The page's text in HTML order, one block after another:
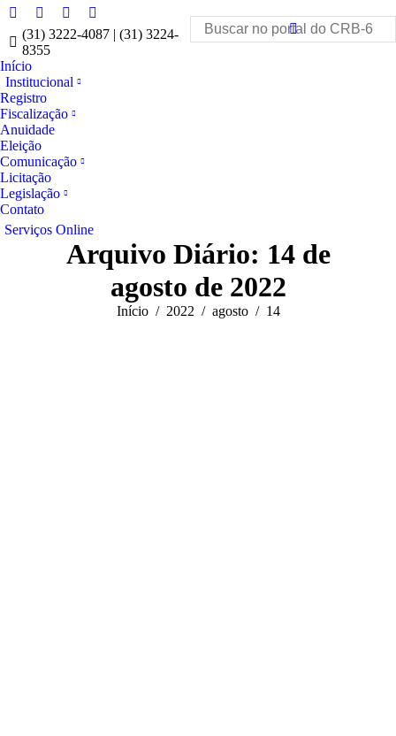
FacebookInstagram
YouTubeLinkedin
(31) 3222-4087 | (31) 3224-
8355
Search:
Início
Institucional
Registro
Fiscalização
Anuidade
Eleição
Comunicação
Licitação
Legislação
Contato
Serviços Online
Arquivo Diário: 14 de
agosto de 2022
Você está aqui:
Início 2022 agosto 14